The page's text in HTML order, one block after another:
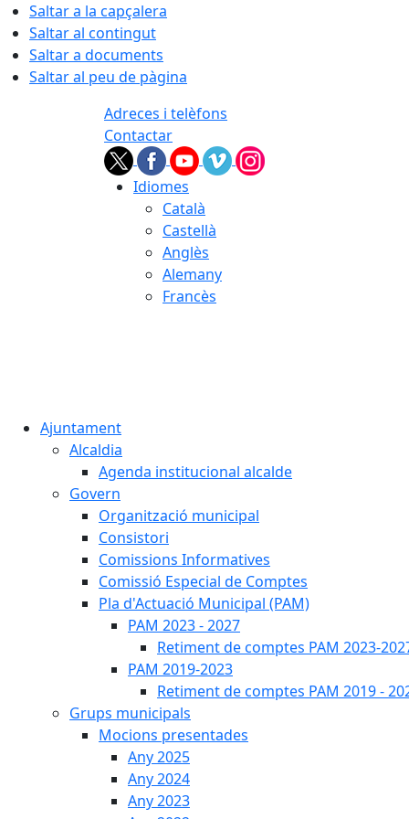
Saltar a la capçalera
Saltar al contingut
Saltar a documents
Saltar al peu de pàgina
Adreces i telèfons
Contactar
Idiomes
Català
Castellà
Anglès
Alemany
Francès
Ajuntament
Alcaldia
Agenda institucional alcalde
Govern
Organització municipal
Consistori
Comissions Informatives
Comissió Especial de Comptes
Pla d'Actuació Municipal (PAM)
PAM 2023 - 2027
Retiment de comptes PAM 2023-
PAM 2019-2023
Retiment de comptes PAM 2019 -
Grups municipals
Mocions presentades
Any 2025
Any 2024
Any 2023